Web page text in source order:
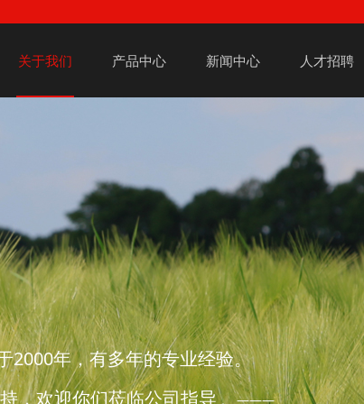
关于我们 产品中心 新闻中心 人才招聘
2000年，有多年的专业经验。
，欢迎你们莅临公司指导。 ———